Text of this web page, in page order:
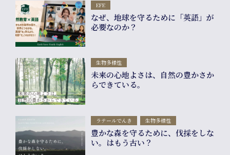
EFE
なぜ、地球を守るために「英語」が
必要なのか？
生物多様性
未来の心地よさは、自然の豊かさか
らできている。
ラテールでんき 生物多様性
豊かな森を守るために、伐採をしな
い。はもう古い？